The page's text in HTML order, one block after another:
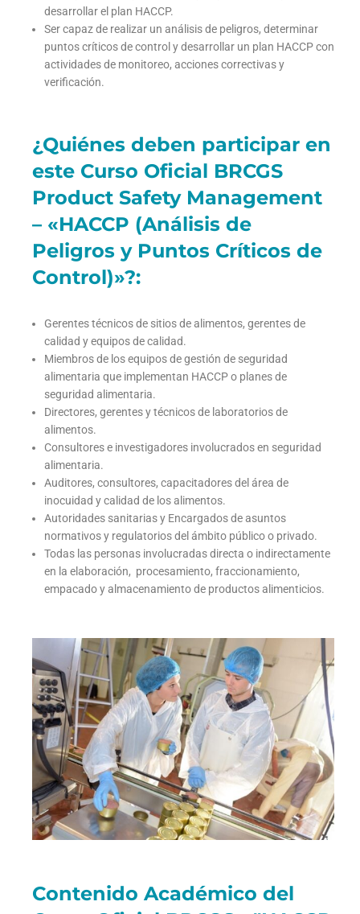
desarrollar el plan HACCP.
Ser capaz de realizar un análisis de peligros, determinar
puntos críticos de control y desarrollar un plan HACCP con
actividades de monitoreo, acciones correctivas y
verificación.
¿Quiénes deben participar en
este Curso Oficial BRCGS
Product Safety Management
– «HACCP (Análisis de
Peligros y Puntos Críticos de
Control)»?:
Gerentes técnicos de sitios de alimentos, gerentes de
calidad y equipos de calidad.
Miembros de los equipos de gestión de seguridad
alimentaria que implementan HACCP o planes de
seguridad alimentaria.
Directores, gerentes y técnicos de laboratorios de
alimentos.
Consultores e investigadores involucrados en seguridad
alimentaria.
Auditores, consultores, capacitadores del área de
inocuidad y calidad de los alimentos.
Autoridades sanitarias y Encargados de asuntos
normativos y regulatorios del ámbito público o privado.
Todas las personas involucradas directa o indirectamente
en la elaboración, procesamiento, fraccionamiento,
empacado y almacenamiento de productos alimenticios.
Contenido Académico del